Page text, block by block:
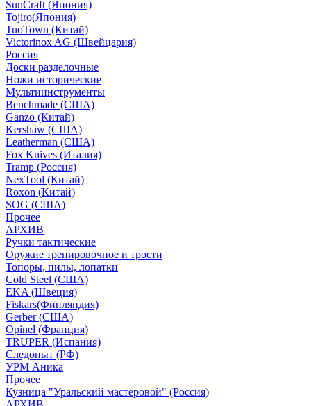
SunCraft (Япония)
Tojiro(Япония)
TuoTown (Китай)
Victorinox AG (Швейцария)
Россия
Доски разделочные
Ножи исторические
Мультиинструменты
Benchmade (США)
Ganzo (Китай)
Kershaw (США)
Leatherman (США)
Fox Knives (Италия)
Tramp (Россия)
NexTool (Китай)
Roxon (Китай)
SOG (США)
Прочее
АРХИВ
Ручки тактические
Оружие тренировочное и трости
Топоры, пилы, лопатки
Cold Steel (США)
EKA (Швеция)
Fiskars(Финляндия)
Gerber (США)
Opinel (Франция)
TRUPER (Испания)
Следопыт (РФ)
УРМ Аника
Прочее
Кузница "Уральский мастеровой" (Россия)